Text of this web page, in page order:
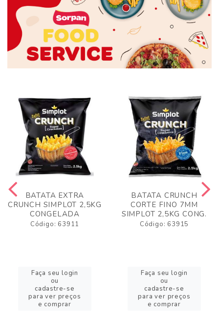
BATATA EXTRA
CRUNCH SIMPLOT 2,5KG
CONGELADA
Código: 63911
Faça seu login
ou
cadastre-se
para ver preços
e comprar
BATATA CRUNCH
CORTE FINO 7MM
SIMPLOT 2,5KG CONG.
Código: 63915
Faça seu login
ou
cadastre-se
para ver preços
e comprar